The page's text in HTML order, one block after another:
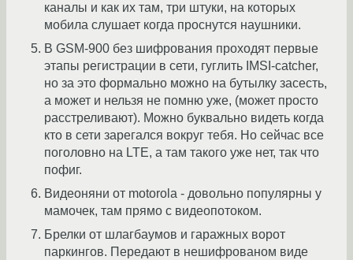
каналы и как их там, три штуки, на которых
мобила слушает когда проснутся наушники.
В GSM-900 без шифрования проходят первые
этапы регистрации в сети, гуглить IMSI-catcher,
но за это формально можно на бутылку засесть,
а может и нельзя не помню уже, (может просто
расстреливают). Можно буквально видеть когда
кто в сети зарегался вокруг тебя. Но сейчас все
поголовно на LTE, а там такого уже нет, так что
пофиг.
Видеоняни от motorola - довольно популярны у
мамочек, там прямо с видеопотоком.
Брелки от шлагбаумов и гаражных ворот
паркингов. Передают в нешифрованом виде